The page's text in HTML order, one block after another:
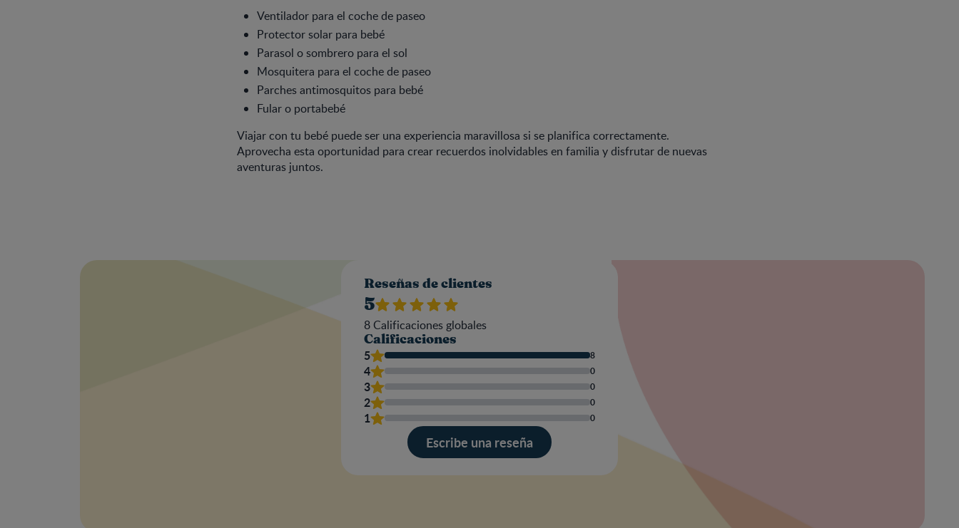
Ventilador para el coche de paseo
Protector solar para bebé
Parasol o sombrero para el sol
Mosquitera para el coche de paseo
Parches antimosquitos para bebé
Fular o portabebé
Viajar con tu bebé puede ser una experiencia maravillosa si se planifica correctamente.
Aprovecha esta oportunidad para crear recuerdos inolvidables en familia y disfrutar de nuevas
aventuras juntos.
Reseñas de clientes
5
8Calificaciones globales
Calificaciones
5 8
4 0
3 0
2 0
1 0
Escribe una reseña
reseña